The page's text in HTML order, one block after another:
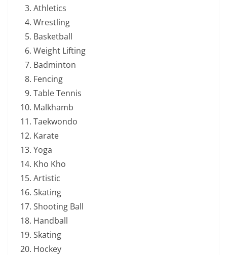
Athletics
Wrestling
Basketball
Weight Lifting
Badminton
Fencing
Table Tennis
Malkhamb
Taekwondo
Karate
Yoga
Kho Kho
Artistic
Skating
Shooting Ball
Handball
Skating
Hockey